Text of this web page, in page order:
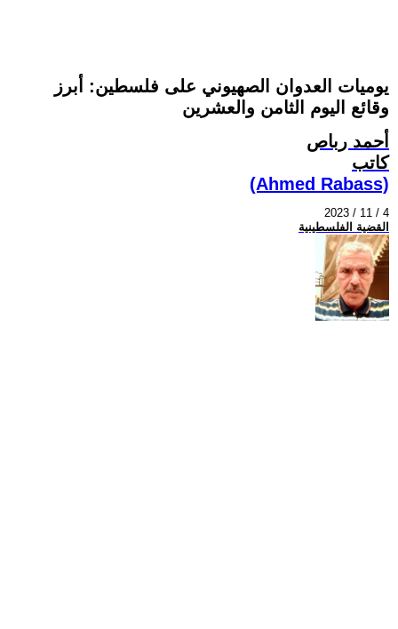
يوميات العدوان الصهيوني على فلسطين: أبرز
وقائع اليوم الثامن والعشرين
أحمد رباص
كاتب
(Ahmed Rabass)
2023 / 11 / 4
القضية الفلسطينية